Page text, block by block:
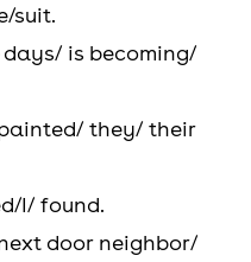
suit.
is becoming/
they/ their
I/ found.
door neighbor/